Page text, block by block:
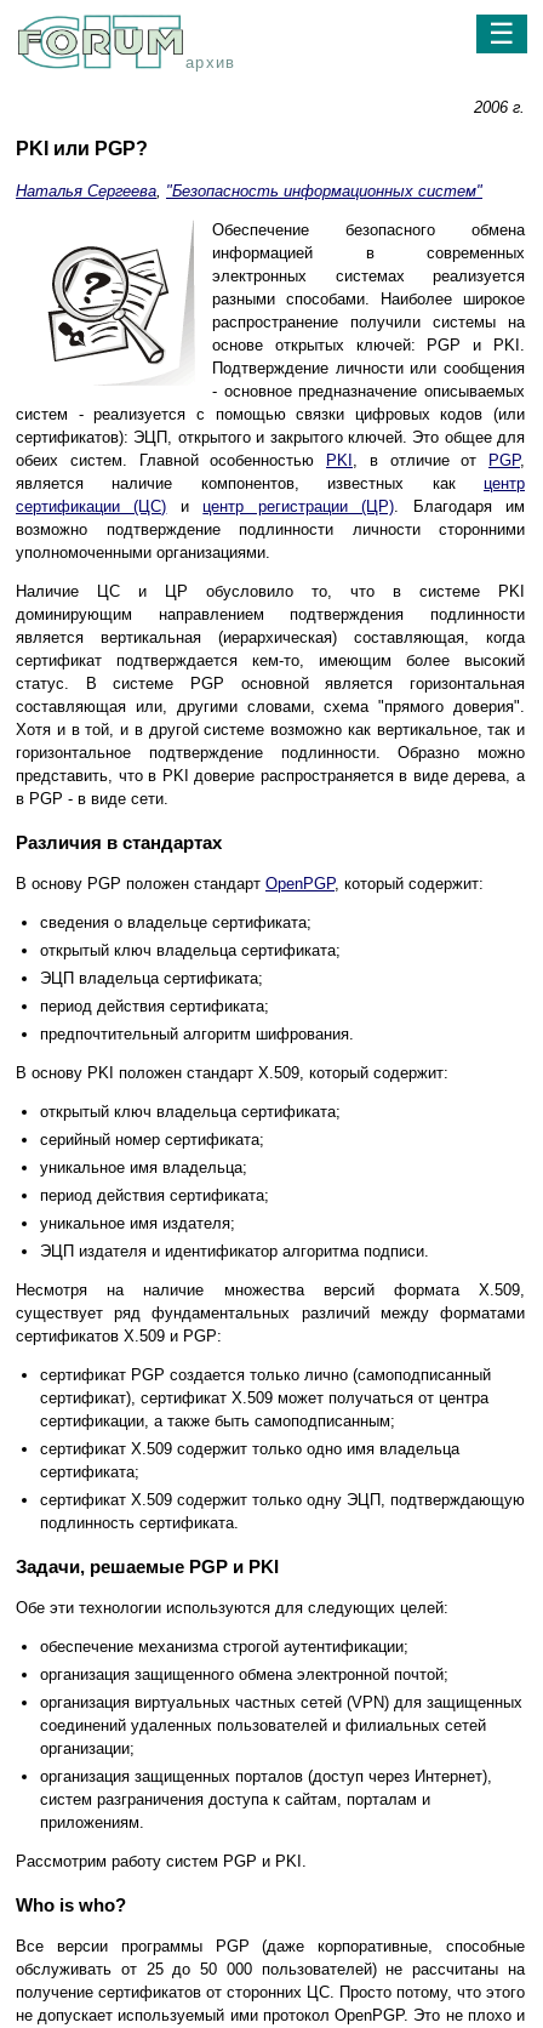
архив
☰
2006 г.
PKI или PGP?
Наталья Сергеева, "Безопасность информационных систем"
Обеспечение безопасного обмена
информацией в современных
электронных системах реализуется
разными способами. Наиболее широкое
распространение получили системы на
основе открытых ключей: PGP и PKI.
Подтверждение личности или сообщения
- основное предназначение описываемых
систем - реализуется с помощью связки цифровых кодов (или
сертификатов): ЭЦП, открытого и закрытого ключей. Это общее для
обеих систем. Главной особенностью
PKI , в отличие от PGP,
является наличие компонентов, известных как центр
сертификации (ЦС) ицентр регистрации (ЦР). Благодаря им
возможно подтверждение подлинности личности сторонними
уполномоченными организациями.
Наличие ЦС и ЦР обусловило то, что в системе PKI
доминирующим направлением подтверждения подлинности
является вертикальная (иерархическая) составляющая, когда
сертификат подтверждается кем-то, имеющим более высокий
статус. В системе PGP основной является горизонтальная
составляющая или, другими словами, схема "прямого доверия".
Хотя и в той, и в другой системе возможно как вертикальное, так и
горизонтальное подтверждение подлинности. Образно можно
представить, что в PKI доверие распространяется в виде дерева, а
в PGP - в виде сети.
Различия в стандартах
В основу PGP положен стандарт OpenPGP, который содержит:
сведения о владельце сертификата;
открытый ключ владельца сертификата;
ЭЦП владельца сертификата;
период действия сертификата;
предпочтительный алгоритм шифрования.
В основу PKI положен стандарт Х.509, который содержит:
открытый ключ владельца сертификата;
серийный номер сертификата;
уникальное имя владельца;
период действия сертификата;
уникальное имя издателя;
ЭЦП издателя и идентификатор алгоритма подписи.
Несмотря на наличие множества версий формата Х.509,
существует ряд фундаментальных различий между форматами
сертификатов Х.509 и PGP:
сертификат PGP создается только лично (самоподписанный
сертификат), сертификат Х.509 может получаться от центра
сертификации, а также быть самоподписанным;
сертификат Х.509 содержит только одно имя владельца
сертификата;
сертификат Х.509 содержит только одну ЭЦП, подтверждающую
подлинность сертификата.
Задачи, решаемые PGP и PKI
Обе эти технологии используются для следующих целей:
обеспечение механизма строгой аутентификации;
организация защищенного обмена электронной почтой;
организация виртуальных частных сетей (VPN) для защищенных
соединений удаленных пользователей и филиальных сетей
организации;
организация защищенных порталов (доступ через Интернет),
систем разграничения доступа к сайтам, порталам и
приложениям.
Рассмотрим работу систем PGP и PKI.
Who is who?
Все версии программы PGP (даже корпоративные, способные
обслуживать от 25 до 50 000 пользователей) не рассчитаны на
получение сертификатов от сторонних ЦС. Просто потому, что этого
не допускает используемый ими протокол OpenPGP. Это не плохо и